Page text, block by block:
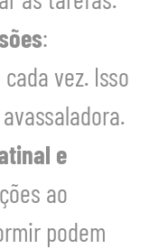
:
vez. Isso
e
ao
podem